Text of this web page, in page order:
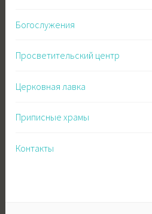
Богослужения
Просветительский центр
Церковная лавка
Приписные храмы
Контакты